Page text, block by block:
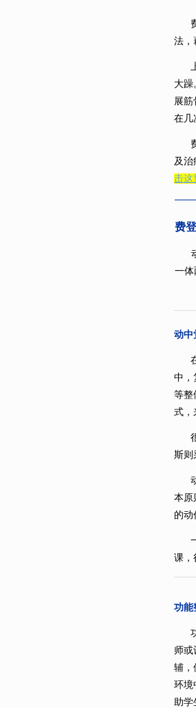
功能
功
师或
辅，
环境
助学
费
法，
上
大躁
展筋
在几
费
及治
击这
费
动
一体
动中
在
中，
等整
式，
很
斯则
动
本原
的动
一
课，